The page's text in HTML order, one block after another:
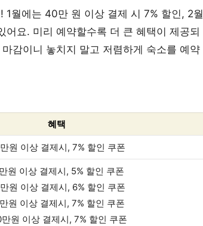
월에는 40만 원 이상 결제 시 7% 할인, 2월
요. 미리 예약할수록 더 큰 혜택이 제공되
감이니 놓치지 말고 저렴하게 숙소를 예약
혜택
원 이상 결제시, 7% 할인 쿠폰
원 이상 결제시, 5% 할인 쿠폰
원 이상 결제시, 6% 할인 쿠폰
원 이상 결제시, 7% 할인 쿠폰
만원 이상 결제시, 7% 할인 쿠폰